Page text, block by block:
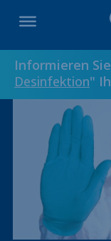
Informieren
Desinfektion"